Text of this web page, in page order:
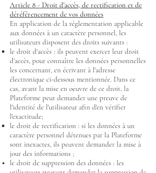
Article 8 - Droit d'accès, de rectification et de
déréférencement de vos données
En application de la réglementation applicable
aux données à un caractère personnel, les
utilisateurs disposent des droits suivants :
le droit d'accès : ils peuvent exercer leur droit
d'accès, pour connaître les données personnelles
les concernant, en écrivant à l'adresse
électronique ci-dessous mentionnée. Dans ce
cas, avant la mise en oeuvre de ce droit, la
Plateforme peut demander une preuve de
l'identité de l'utilisateur afin d'en vérifier
l'exactitude;
le droit de rectification : si les données à un
caractère personnel détenues par la Plateforme
sont inexactes, ils peuvent demander la mise à
jour des informations ;
le droit de suppression des données : les